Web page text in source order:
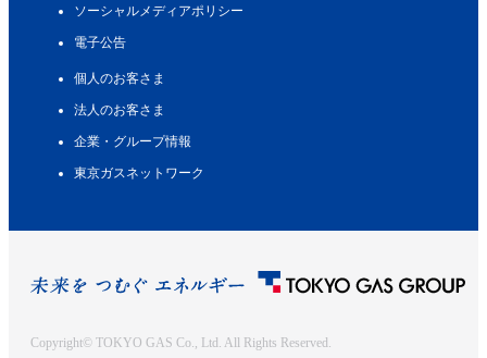
ソーシャルメディアポリシー
電子公告
個人のお客さま
法人のお客さま
企業・グループ情報
東京ガスネットワーク
Copyright© TOKYO GAS Co., Ltd. All Rights Reserved.